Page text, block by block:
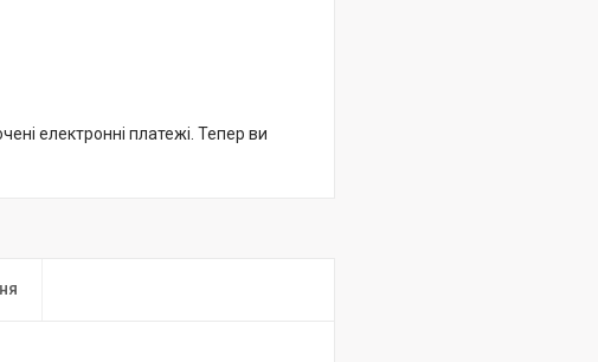
електронні платежі. Тепер ви